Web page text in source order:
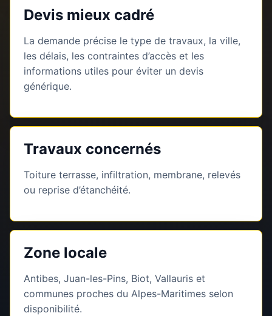
Devis mieux cadré
La demande précise le type de travaux, la ville,
les délais, les contraintes d’accès et les
informations utiles pour éviter un devis
générique.
Travaux concernés
Toiture terrasse, infiltration, membrane, relevés
ou reprise d’étanchéité.
Zone locale
Antibes, Juan-les-Pins, Biot, Vallauris et
communes proches du Alpes-Maritimes selon
disponibilité.